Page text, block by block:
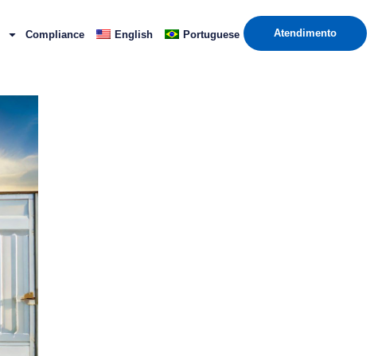
Compliance English Portuguese Atendimento